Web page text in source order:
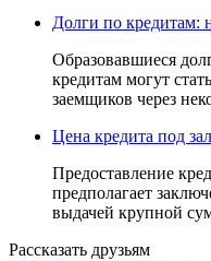
Долги по кредитам:
Образовавшиеся
кредитам могут
заемщиков через
Цена кредита под
Предоставление
предполагает
выдачей крупной
Рассказать друзьям